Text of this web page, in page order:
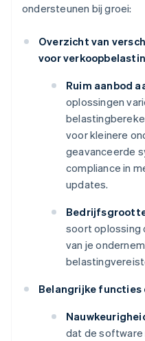
ondersteunen bij groei:
Overzicht van
voor
Ruim aanbod
oplossingen
voor kleinere
geavanceerde
compliance in
updates.
soort oplossing
van je
Belangrijke functies
dat de software